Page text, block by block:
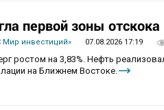
первой зоны отскока
инвестиций» 07.08.2026 17:19
ростом на 3,83%. Нефть
на Ближнем Востоке.